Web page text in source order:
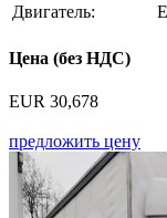
Двигатель:
Цена (без НДС)
EUR 30,678
предложить цену